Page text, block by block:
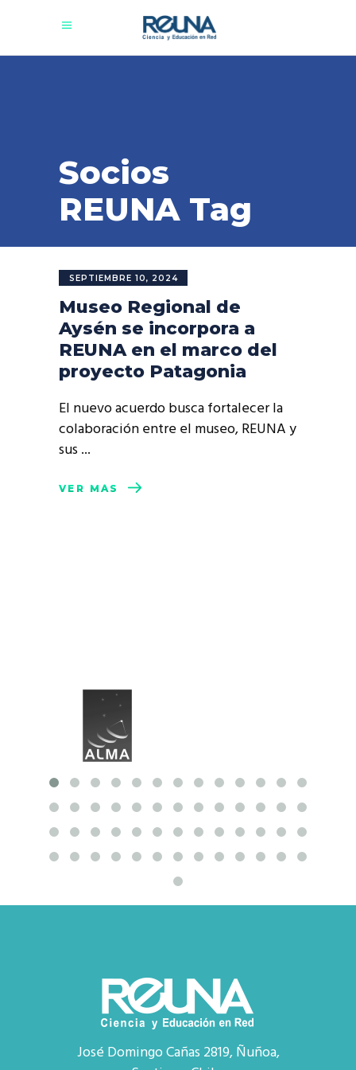
Socios
REUNA Tag
SEPTIEMBRE 10, 2024
Museo Regional de
Aysén se incorpora a
REUNA en el marco del
proyecto Patagonia
El nuevo acuerdo busca fortalecer la
colaboración entre el museo, REUNA y
sus
VER MÁS
José Domingo Cañas 2819, Ñuñoa,